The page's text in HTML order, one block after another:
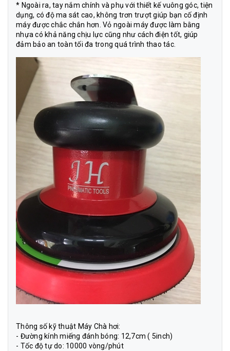
* Ngoài ra, tay nắm chính và phụ với thiết kế vuông góc, tiện
dụng, có độ ma sát cao, không trơn trượt giúp bạn cố định
máy được chắc chắn hơn. Vỏ ngoài máy được làm bằng
nhựa có khả năng chịu lực cũng như cách điện tốt, giúp
đảm bảo an toàn tối đa trong quá trình thao tác.
Thông số kỹ thuật Máy Chà hơi:
- Đường kính miếng đánh bóng: 12,7cm ( 5inch)
- Tốc độ tự do: 10000 vòng/phút